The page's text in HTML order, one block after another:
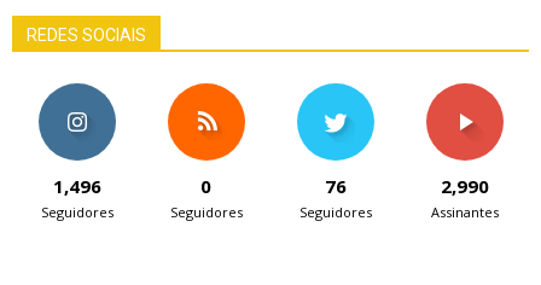
REDES SOCIAIS
1,496
Seguidores
0
Seguidores
76
Seguidores
2,990
Assinantes